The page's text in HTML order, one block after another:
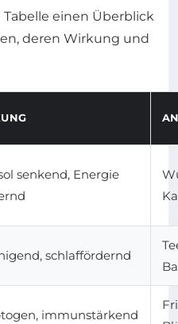
einen Überblick
deren Wirkung und
senkend, Energie
schlaffördernd
immunstärkend